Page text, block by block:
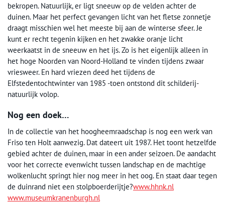
bekropen. Natuurlijk, er ligt sneeuw op de velden achter de
duinen. Maar het perfect gevangen licht van het fletse zonnetje
draagt misschien wel het meeste bij aan de winterse sfeer. Je
kunt er recht tegenin kijken en het zwakke oranje licht
weerkaatst in de sneeuw en het ijs. Zo is het eigenlijk alleen in
het hoge Noorden van Noord-Holland te vinden tijdens zwaar
vriesweer. En hard vriezen deed het tijdens de
Elfstedentochtwinter van 1985 -toen ontstond dit schilderij-
natuurlijk volop.
Nog een doek…
In de collectie van het hoogheemraadschap is nog een werk van
Friso ten Holt aanwezig. Dat dateert uit 1987. Het toont hetzelfde
gebied achter de duinen, maar in een ander seizoen. De aandacht
voor het correcte evenwicht tussen landschap en de machtige
wolkenlucht springt hier nog meer in het oog. En staat daar tegen
de duinrand niet een stolpboerderijtje?www.hhnk.nl
www.museumkranenburgh.nl